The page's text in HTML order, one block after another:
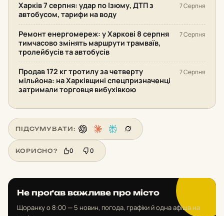
Харків 7 серпня: удар по Ізюму, ДТП з
автобусом, тарифи на воду
7 Серпня
Ремонт енергомереж: у Харкові 8 серпня
тимчасово змінять маршрути трамваїв,
тролейбусів та автобусів
7 Серпня
Продав 172 кг тротилу за четверту
мільйона: на Харківщині спецпризначенці
затримали торговця вибухівкою
7 Серпня
ПІДСУМУВАТИ:
КОРИСНО? 0 0
Не проґав важливе про місто
Щоранку о 8:00 — 5 новин, погода, графіки й одна афіша на